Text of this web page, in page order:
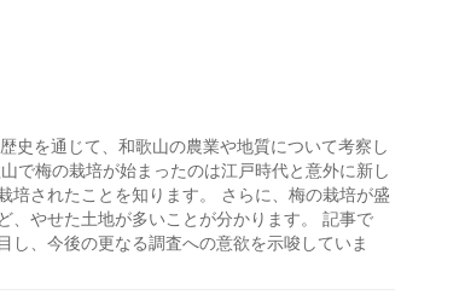
史を通じて、和歌山の農業や地質について考察し
で梅の栽培が始まったのは江戸時代と意外に新し
培されたことを知ります。 さらに、梅の栽培が盛
、やせた土地が多いことが分かります。 記事で
し、今後の更なる調査への意欲を示唆していま